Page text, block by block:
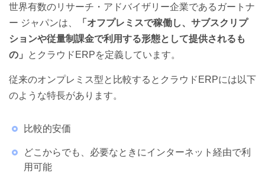
クラウドERPを導入するメリット
❶見えないコストを抑えられる
❷保守性の担保ができる
❸様々な働き方に対応できる
❹災害復旧（Disaster Recovery）に強い
❺企業の成長に合わせた拡張がしやすい
世界有数のリサーチ・アドバイザリー企業であるガートナ
ー ジャパンは、
「オフプレミスで稼働し、サブスクリプ
ションや従量制課金で利用する形態として提供されるも
の」
とクラウドERPを定義しています。
従来のオンプレミス型と比較するとクラウドERPには以下
のような特長があります。
比較的安価
どこからでも、必要なときにインターネット経由で利
用可能